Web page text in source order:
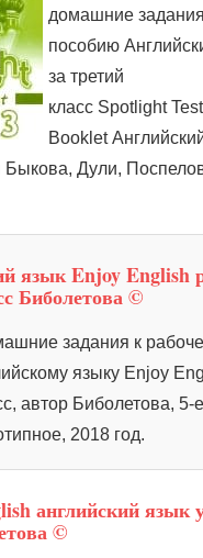
домашние
пособию
за третий
класс Spotlight Test
Booklet
Быкова, Дули,
язык Enjoy English
Биболетова ©
задания к
языку Enjoy
автор Биболетова, 5-е
2018 год.
английский язык
©